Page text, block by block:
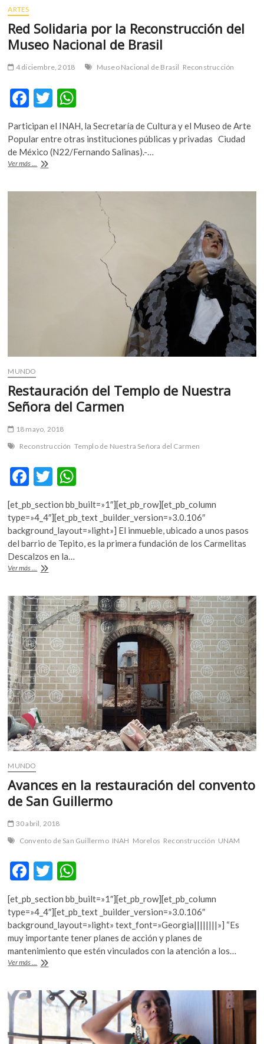
ARTES
Red Solidaria por la Reconstrucción del
Museo Nacional de Brasil
4 diciembre, 2018 Museo Nacional de Brasil Reconstrucción
F
e
b
o
o
T
itt
er
at
s
p
Participan el INAH, la Secretaría de Cultura y el Museo de Arte
Popular entre otras instituciones públicas y privadas Ciudad
de México (N22/Fernando Salinas).-…
Ver más ...
Red
la
MUNDO
Restauración del Templo de Nuestra
Señora del Carmen
18 mayo, 2018
Reconstrucción Templo de Nuestra Señora del Carmen
F
e
b
o
o
k
T
w
itt
er
h
at
s
A
p
[et_pb_section bb_built=»1″][et_pb_row][et_pb_column
type=»4_4″][et_pb_text _builder_version=»3.0.106″
background_layout=»light»] El inmueble, ubicado a unos pasos
del barrio de Tepito, es la primera fundación de los Carmelitas
Descalzos en la…
Ver más ... Restauración
de
Nuestra
Señora
del
Carmen
MUNDO
Avances en la restauración del convento
de San Guillermo
30 abril, 2018
Convento de San Guillermo INAH Morelos Reconstrucción UNAM
F
e
b
o
o
k
T
w
itt
er
h
at
s
A
p
[et_pb_section bb_built=»1″][et_pb_row][et_pb_column
type=»4_4″][et_pb_text _builder_version=»3.0.106″
background_layout=»light» text_font=»Georgia||||||||»] “Es
muy importante tener planes de acción y planes de
mantenimiento que estén vinculados con la atención a los…
Ver más ... Avances
restauración
del
convento
San